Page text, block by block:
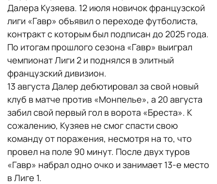
Далера Кузяева. 12 июля новичок французской
лиги «Гавр» объявил о переходе футболиста,
контракт с которым был подписан до 2025 года.
По итогам прошлого сезона «Гавр» выиграл
чемпионат Лиги 2 и поднялся в элитный
французский дивизион.
13 августа Далер дебютировал за свой новый
клуб в матче против «Монпелье», а 20 августа
забил свой первый гол в ворота «Бреста». К
сожалению, Кузяев не смог спасти свою
команду от поражения, несмотря на то, что
провел на поле 90 минут. После двух туров
«Гавр» набрал одно очко и занимает 13-е место
в Лиге 1.